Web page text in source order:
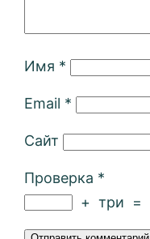
Имя *
Email *
Сайт
Проверка *
+ три =